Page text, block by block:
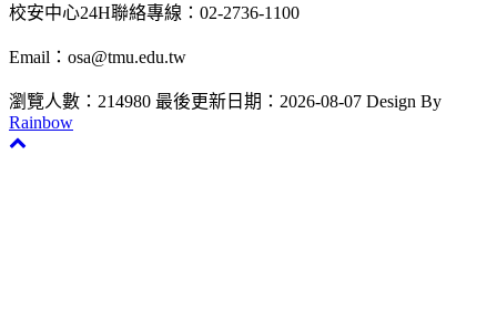
校安中心24H聯絡專線：02-2736-1100
Email：osa@tmu.edu.tw
瀏覽人數：214980 最後更新日期：2026-08-07 Design By
Rainbow